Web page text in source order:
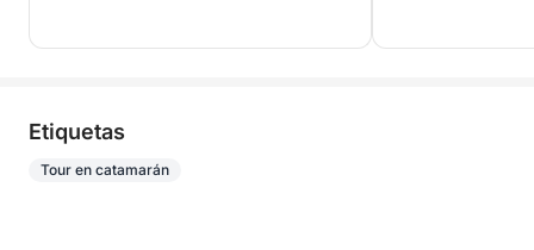
Etiquetas
Tour en catamarán